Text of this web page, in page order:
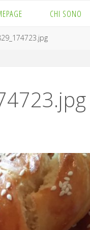
CHI SONO